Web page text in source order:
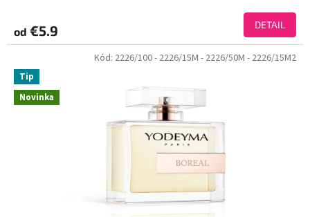
od €5.9 DETAIL
Novinka
Tip
Kód: 2226/100- 2226/15M - 2226/50M - 2226/15M2